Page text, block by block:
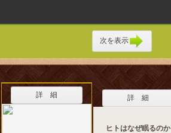
次を表示
詳 細 詳 細
ヒトはなぜ眠るのか